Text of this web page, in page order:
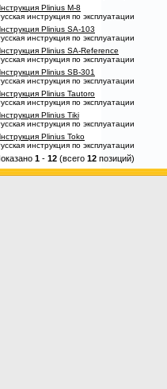
Plinius M-8
инструкция по эксплуатации
Plinius SA-103
инструкция по эксплуатации
Plinius SA-Reference
инструкция по эксплуатации
Plinius SB-301
инструкция по эксплуатации
Plinius Tautoro
инструкция по эксплуатации
Plinius Tiki
инструкция по эксплуатации
Plinius Toko
инструкция по эксплуатации
1 - 12 (всего 12 позиций)